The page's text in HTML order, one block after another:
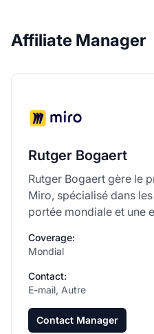
Affiliate Manager
Rutger Bogaert
Rutger Bogaert gère le
Miro, spécialisé dans
portée mondiale et une
Coverage:
Mondial
Contact:
E-mail, Autre
Contact Manager